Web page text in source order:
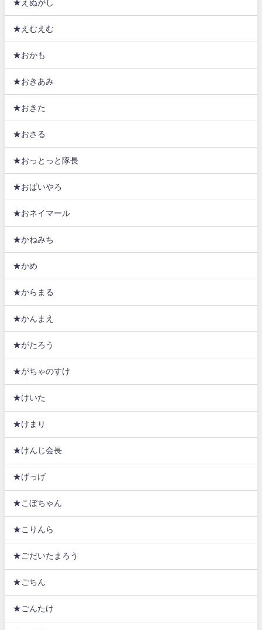
★えぬがし
★えむえむ
★おかも
★おきあみ
★おきた
★おさる
★おっとっと隊長
★おぱいやろ
★おネイマール
★かねみち
★かめ
★からまる
★かんまえ
★がたろう
★がちゃのすけ
★けいた
★けまり
★けんじ会長
★げっげ
★こぼちゃん
★こりんら
★ごだいたまろう
★ごちん
★ごんたけ